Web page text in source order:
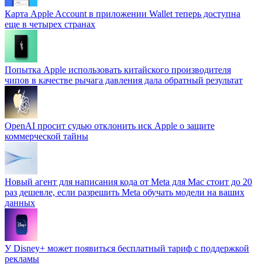
Карта Apple Account в приложении Wallet теперь доступна
еще в четырех странах
Попытка Apple использовать китайского производителя
чипов в качестве рычага давления дала обратный результат
OpenAI просит судью отклонить иск Apple о защите
коммерческой тайны
Новый агент для написания кода от Meta для Mac стоит до 20
раз дешевле, если разрешить Meta обучать модели на ваших
данных
У Disney+ может появиться бесплатный тариф с поддержкой
рекламы